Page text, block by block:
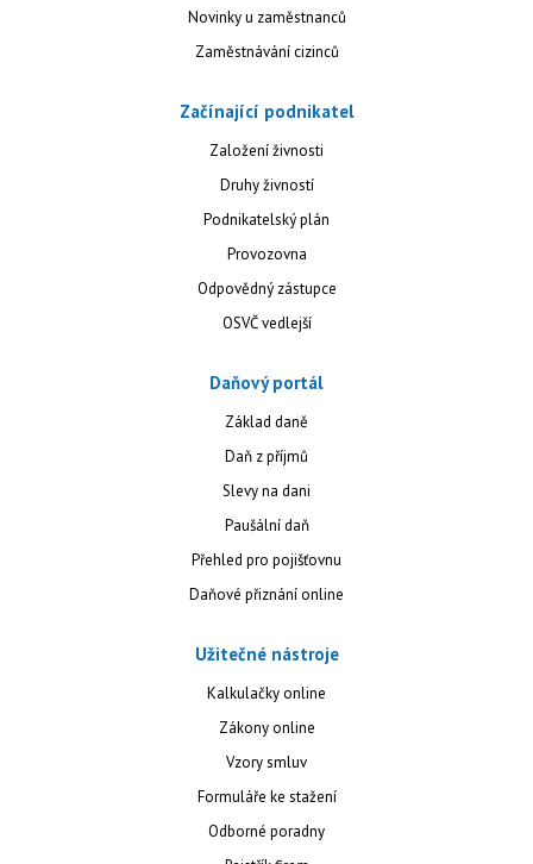
Novinky u zaměstnanců
Zaměstnávání cizinců
Začínající podnikatel
Založení živnosti
Druhy živností
Podnikatelský plán
Provozovna
Odpovědný zástupce
OSVČ vedlejší
Daňový portál
Základ daně
Daň z příjmů
Slevy na dani
Paušální daň
Přehled pro pojišťovnu
Daňové přiznání online
Užitečné nástroje
Kalkulačky online
Zákony online
Vzory smluv
Formuláře ke stažení
Odborné poradny